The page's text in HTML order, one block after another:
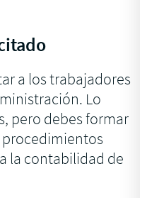
a los trabajadores
Lo
pero debes formar
la contabilidad de